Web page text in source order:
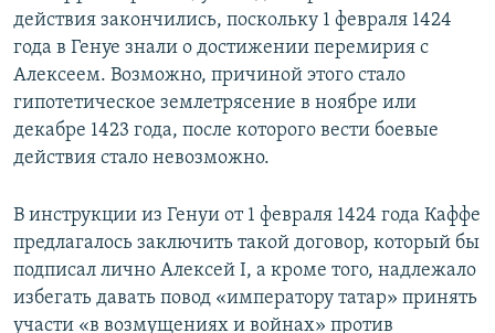
действия закончились, поскольку 1 февраля 1424
года в Генуе знали о достижении перемирия с
Алексеем. Возможно, причиной этого стало
гипотетическое землетрясение в ноябре или
декабре 1423 года, после которого вести боевые
действия стало невозможно.
В инструкции из Генуи от 1 февраля 1424 года Каффе
предлагалось заключить такой договор, который бы
подписал лично Алексей І, а кроме того, надлежало
избегать давать повод «императору татар» принять
участи «в возмущениях и войнах» против